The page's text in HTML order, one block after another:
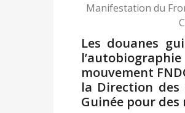
Manifestation du
Les douanes
mouvement
la Direction
Guinée pour